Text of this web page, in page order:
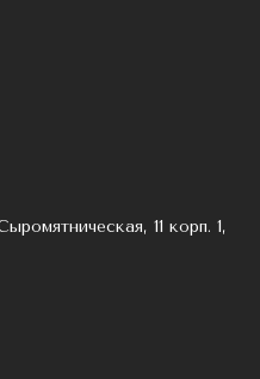
11 корп. 1,